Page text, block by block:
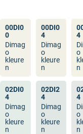
00DI0
0
Dimag
o
kleure
n
00DI0
4
Dimag
o
kleure
n
4
o
n
02DI0
4
Dimag
o
kleure
n
02DI2
4
Dimag
o
kleure
n
4
o
n